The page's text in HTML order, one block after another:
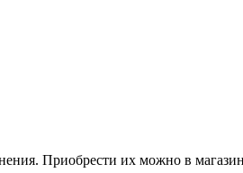
Приобрести их можно в